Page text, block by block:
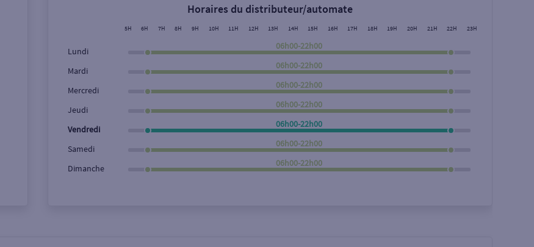
Retrait de monnaie €
Rue Rechercher
Horaires du distributeur/automate
5H 6H 7H 8H 9H 10H 11H 12H 13H 14H 15H 16H 17H 18H 19H 20H 21H 22H 23H
Lundi
06h00-22h00
Mardi
06h00-22h00
Mercredi
06h00-22h00
Jeudi
06h00-22h00
Vendredi
06h00-22h00
Samedi
06h00-22h00
Dimanche
06h00-22h00